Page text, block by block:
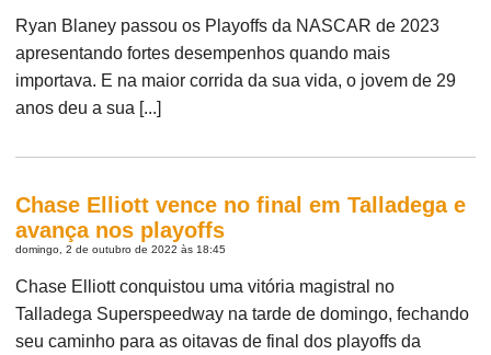
Ryan Blaney passou os Playoffs da NASCAR de 2023
apresentando fortes desempenhos quando mais
importava. E na maior corrida da sua vida, o jovem de 29
anos deu a sua [...]
Chase Elliott vence no final em Talladega e
avança nos playoffs
domingo, 2 de outubro de 2022 às 18:45
Chase Elliott conquistou uma vitória magistral no
Talladega Superspeedway na tarde de domingo, fechando
seu caminho para as oitavas de final dos playoffs da